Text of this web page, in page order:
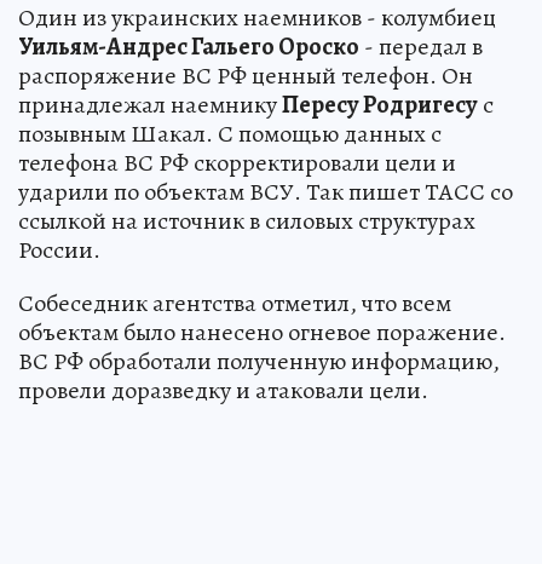
Один из украинских наемников - колумбиец
Уильям-Андрес Гальего Ороско - передал в
распоряжение ВС РФ ценный телефон. Он
принадлежал наемникуПересу Родригесус
позывным Шакал. С помощью данных с
телефона ВС РФ скорректировали цели и
ударили по объектам ВСУ. Так пишет ТАСС со
ссылкой на источник в силовых структурах
России.
Собеседник агентства отметил, что всем
объектам было нанесено огневое поражение.
ВС РФ обработали полученную информацию,
провели доразведку и атаковали цели.